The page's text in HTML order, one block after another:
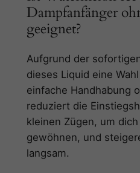
Dampfanfänger
geeignet?
Aufgrund der
dieses Liquid eine
einfache Handhabung
reduziert die
kleinen Zügen, um
gewöhnen, und
langsam.